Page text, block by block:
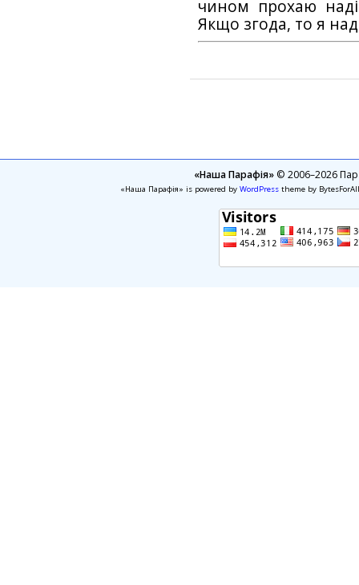
чином прохаю
Якщо згода, то я
«Наша Парафія»© 2006–2026
«Наша Парафія» is powered by WordPresstheme by